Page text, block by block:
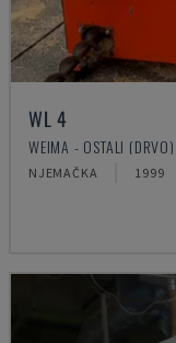
WL 4
WEIMA - OSTALI (DRVO)
NJEMAČKA 1999